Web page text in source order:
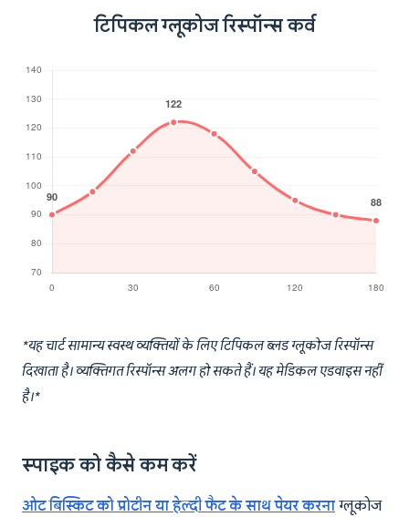
टिपिकल ग्लूकोज रिस्पॉन्स कर्व
*यह चार्ट सामान्य स्वस्थ व्यक्तियों के लिए टिपिकल ब्लड ग्लूकोज रिस्पॉन्स
दिखाता है। व्यक्तिगत रिस्पॉन्स अलग हो सकते हैं। यह मेडिकल एडवाइस नहीं
है।*
स्पाइक को कैसे कम करें
ओट बिस्किट को प्रोटीन या हेल्दी फैट के साथ पेयर करना ग्लूकोज